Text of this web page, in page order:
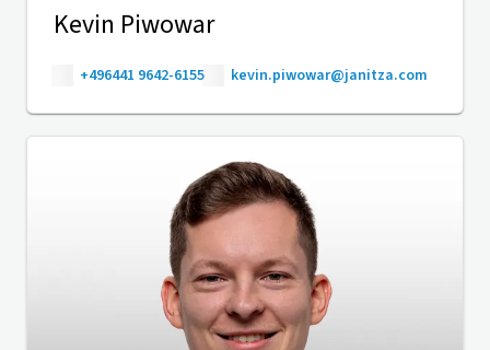
Kevin Piwowar
+496441 9642-6155 kevin.piwowar@janitza.com